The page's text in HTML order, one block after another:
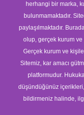
herhangi bir marka,
bulunmamaktadır.
paylaşılmaktadır.
olup, gerçek kurum ve
Gerçek kurum ve
Sitemiz, kar amacı
platformudur.
düşündüğünüz içerikleri,
bildirmeniz halinde,